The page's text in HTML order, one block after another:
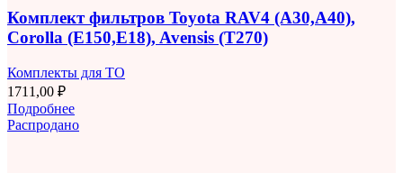
Комплект фильтров Toyota RAV4 (A30,A40),
Corolla (E150,E18), Avensis (T270)
Комплекты для ТО
1711,00 ₽
Подробнее
Распродано